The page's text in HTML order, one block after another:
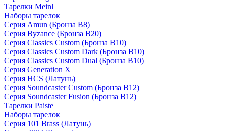
Тарелки Meinl
Наборы тарелок
Серия Amun (Бронза B8)
Серия Byzance (Бронза B20)
Серия Classics Custom (Бронза B10)
Серия Classics Custom Dark (Бронза B10)
Серия Classics Custom Dual (Бронза B10)
Серия Generation X
Серия HCS (Латунь)
Серия Soundcaster Custom (Бронза B12)
Серия Soundcaster Fusion (Бронза B12)
Тарелки Paiste
Наборы тарелок
Серия 101 Brass (Латунь)